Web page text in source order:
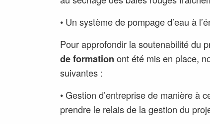
• Un système de pompage d’eau à
Pour approfondir la soutenabilité du
de formation ont été mis en place,
suivantes :
• Gestion d’entreprise de manière à
prendre le relais de la gestion du